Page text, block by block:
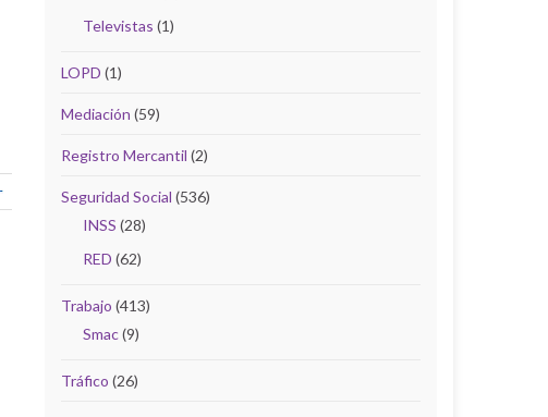
Televistas (1)
LOPD (1)
Mediación (59)
Registro Mercantil (2)
Seguridad Social (536)
INSS (28)
RED (62)
Trabajo (413)
Smac(9)
Tráfico (26)